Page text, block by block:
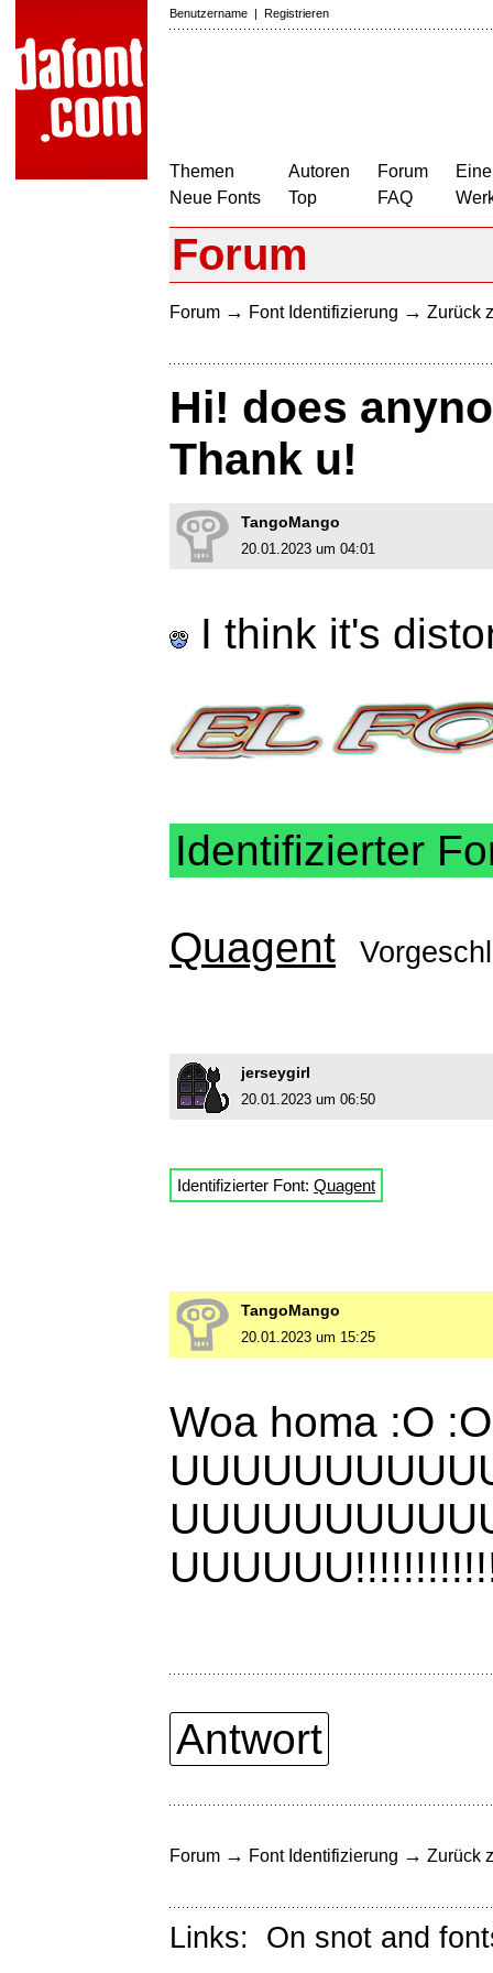
Benutzername | Registrieren
Themen
Neue Fonts
Autoren
Top
Forum
FAQ
Forum
Forum → Font Identifizierung → Zurück
Hi! does
Thank u!
TangoMango
20.01.2023 um 04:01
I think it's
Identifizierter
Quagent
jerseygirl
20.01.2023 um 06:50
Identifizierter Font: Quagent
TangoMango
20.01.2023 um 15:25
Woa homa :O
Antwort
Forum → Font Identifizierung → Zurück
Links: On snot and